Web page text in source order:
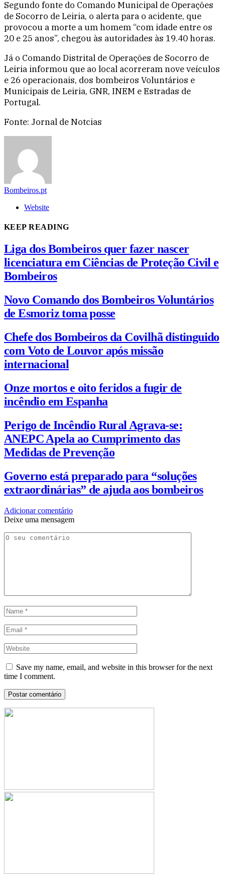
Segundo fonte do Comando Municipal de Operações
de Socorro de Leiria, o alerta para o acidente, que
provocou a morte a um homem “com idade entre os
20 e 25 anos”, chegou às autoridades às 19.40 horas.
Já o Comando Distrital de Operações de Socorro de
Leiria informou que ao local acorreram nove veículos
e 26 operacionais, dos bombeiros Voluntários e
Municipais de Leiria, GNR, INEM e Estradas de
Portugal.
Fonte: Jornal de Notcias
Bombeiros.pt
Website
KEEP READING
Liga dos Bombeiros quer fazer nascer
licenciatura em Ciências de Proteção Civil e
Bombeiros
Novo Comando dos Bombeiros Voluntários
de Esmoriz toma posse
Chefe dos Bombeiros da Covilhã distinguido
com Voto de Louvor após missão
internacional
Onze mortos e oito feridos a fugir de
incêndio em Espanha
Perigo de Incêndio Rural Agrava-se:
ANEPC Apela ao Cumprimento das
Medidas de Prevenção
Governo está preparado para “soluções
extraordinárias” de ajuda aos bombeiros
Adicionar comentário
Deixe uma mensagem
Save my name, email, and website in this browser for the next
time I comment.